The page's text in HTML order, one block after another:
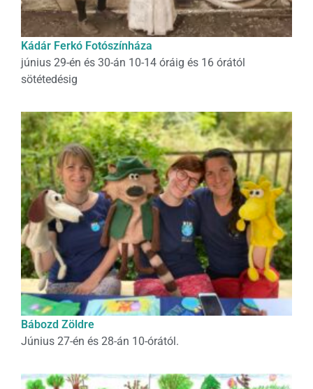
Kádár Ferkó Fotószínháza
június 29-én és 30-án 10-14 óráig és 16 órától
sötétedésig
Bábozd Zöldre
Június 27-én és 28-án 10-órától.